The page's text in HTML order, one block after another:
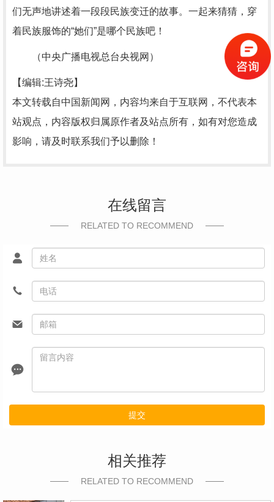
们无声地讲述着一段段民族变迁的故事。一起来猜猜，穿
着民族服饰的“她们”是哪个民族吧！
（中央广播电视总台央视网）
【编辑:王诗尧】
本文转载自中国新闻网，内容均来自于互联网，不代表本
站观点，内容版权归属原作者及站点所有，如有对您造成
影响，请及时联系我们予以删除！
在线留言
RELATED TO RECOMMEND
提交
相关推荐
RELATED TO RECOMMEND